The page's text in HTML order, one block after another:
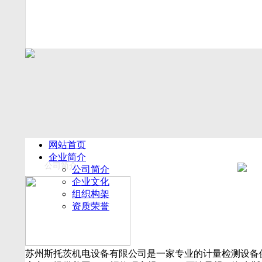
网站首页
企业简介
公司简介
企业文化
组织构架
资质荣誉
新闻动态
公司新闻
公司简介
苏州斯托茨机电设备有限公司是一家专业的计量检测设备